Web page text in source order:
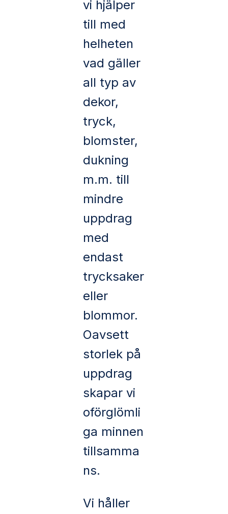
vi hjälper
till med
helheten
vad gäller
all typ av
dekor,
tryck,
blomster,
dukning
m.m. till
mindre
uppdrag
med
endast
trycksaker
eller
blommor.
Oavsett
storlek på
uppdrag
skapar vi
oförglömli
ga minnen
tillsamma
ns.
Vi håller